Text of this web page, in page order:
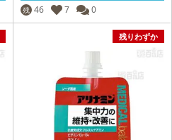
残 46 7 0
残りわずか